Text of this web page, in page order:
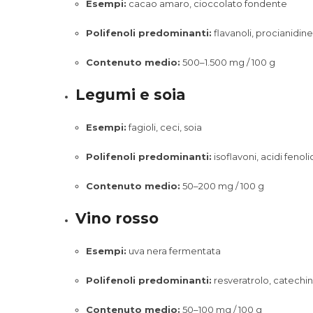
Esempi: cacao amaro, cioccolato fondente
Polifenoli predominanti: flavanoli, procianidine
Contenuto medio: 500–1.500 mg / 100 g
Legumi e soia
Esempi:fagioli, ceci, soia
Polifenoli predominanti: isoflavoni, acidi
Contenuto medio: 50–200 mg / 100 g
Vino rosso
Esempi: uva nera fermentata
Polifenoli predominanti: resveratrolo,
Contenuto medio: 50–100 mg / 100 g